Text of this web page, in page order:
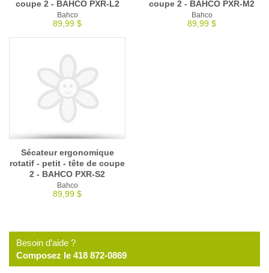
coupe 2 - BAHCO PXR-L2
Bahco
89,99 $
coupe 2 - BAHCO PXR-M2
Bahco
89,99 $
Sécateur ergonomique
rotatif - petit - tête de coupe
2 - BAHCO PXR-S2
Bahco
89,99 $
Besoin d’aide ?
Composez le 418 872-0869